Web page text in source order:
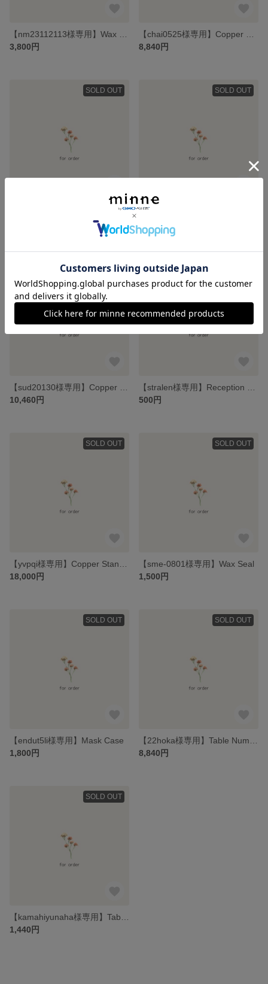
3,800円
8,840円
SOLD OUT
【hhhooo6様専用】Wax Seal
SOLD OUT
5,500円
SOLD OUT
10,460円
500円
SOLD OUT
18,000円
SOLD OUT
【sme-0801様専用】Wax Seal
1,500円
SOLD OUT
【endut5li様専用】Mask Case
1,800円
SOLD OUT
8,840円
SOLD OUT
1,440円